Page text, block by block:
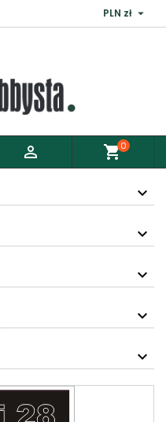
PLN zł 
 shopping_cart0